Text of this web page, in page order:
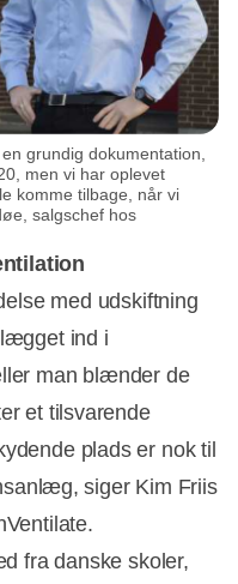
grundig dokumentation,
men vi har oplevet
komme tilbage, når vi
salgschef hos
med udskiftning
ind i
man blænder de
et tilsvarende
plads er nok til
siger Kim Friis
fra danske skoler,